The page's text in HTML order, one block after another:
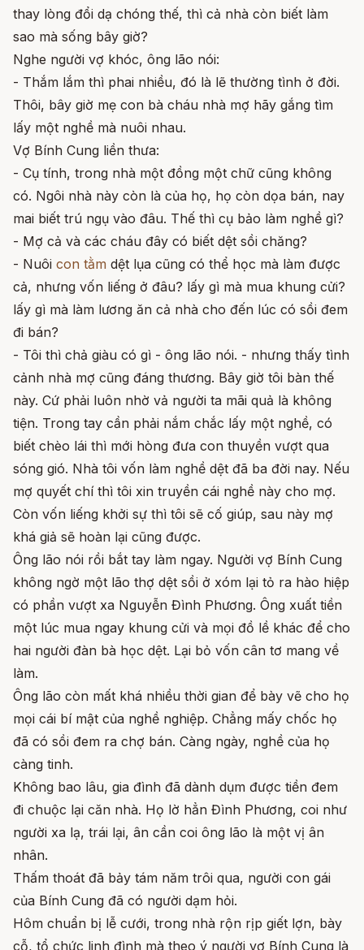
thay lòng đổi dạ chóng thế, thì cả nhà còn biết làm
sao mà sống bây giờ?
Nghe người vợ khóc, ông lão nói:
- Thắm lắm thì phai nhiều, đó là lẽ thường tình ở đời.
Thôi, bây giờ mẹ con bà cháu nhà mợ hãy gắng tìm
lấy một nghề mà nuôi nhau.
Vợ Bính Cung liền thưa:
- Cụ tính, trong nhà một đồng một chữ cũng không
có. Ngôi nhà này còn là của họ, họ còn dọa bán, nay
mai biết trú ngụ vào đâu. Thế thì cụ bảo làm nghề gì?
- Mợ cả và các cháu đây có biết dệt sồi chăng?
- Nuôi con tằm dệt lụa cũng có thể học mà làm được
cả, nhưng vốn liếng ở đâu? lấy gì mà mua khung cửi?
lấy gì mà làm lương ăn cả nhà cho đến lúc có sồi đem
đi bán?
- Tôi thì chả giàu có gì - ông lão nói. - nhưng thấy tình
cảnh nhà mợ cũng đáng thương. Bây giờ tôi bàn thế
này. Cứ phải luôn nhờ vả người ta mãi quả là không
tiện. Trong tay cần phải nắm chắc lấy một nghề, có
biết chèo lái thì mới hòng đưa con thuyền vượt qua
sóng gió. Nhà tôi vốn làm nghề dệt đã ba đời nay. Nếu
mợ quyết chí thì tôi xin truyền cái nghề này cho mợ.
Còn vốn liếng khởi sự thì tôi sẽ cố giúp, sau này mợ
khá giả sẽ hoàn lại cũng được.
Ông lão nói rồi bắt tay làm ngay. Người vợ Bính Cung
không ngờ một lão thợ dệt sồi ở xóm lại tỏ ra hào hiệp
có phần vượt xa Nguyễn Đình Phương. Ông xuất tiền
một lúc mua ngay khung cửi và mọi đồ lề khác để cho
hai người đàn bà học dệt. Lại bỏ vốn cân tơ mang về
làm.
Ông lão còn mất khá nhiều thời gian để bày vẽ cho họ
mọi cái bí mật của nghề nghiệp. Chẳng mấy chốc họ
đã có sồi đem ra chợ bán. Càng ngày, nghề của họ
càng tinh.
Không bao lâu, gia đình đã dành dụm được tiền đem
đi chuộc lại căn nhà. Họ lờ hẳn Đình Phương, coi như
người xa lạ, trái lại, ân cần coi ông lão là một vị ân
nhân.
Thấm thoát đã bảy tám năm trôi qua, người con gái
của Bính Cung đã có người dạm hỏi.
Hôm chuẩn bị lễ cưới, trong nhà rộn rịp giết lợn, bày
cỗ, tổ chức linh đình mà theo ý người vợ Bính Cung là